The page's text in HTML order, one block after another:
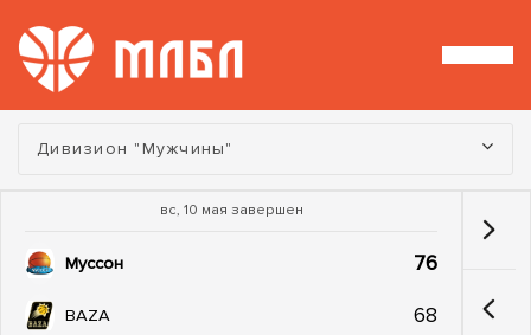
Турнир:
Дивизион "Мужчины"
вс, 10 мая завершен
Муссон 76
BAZA 68